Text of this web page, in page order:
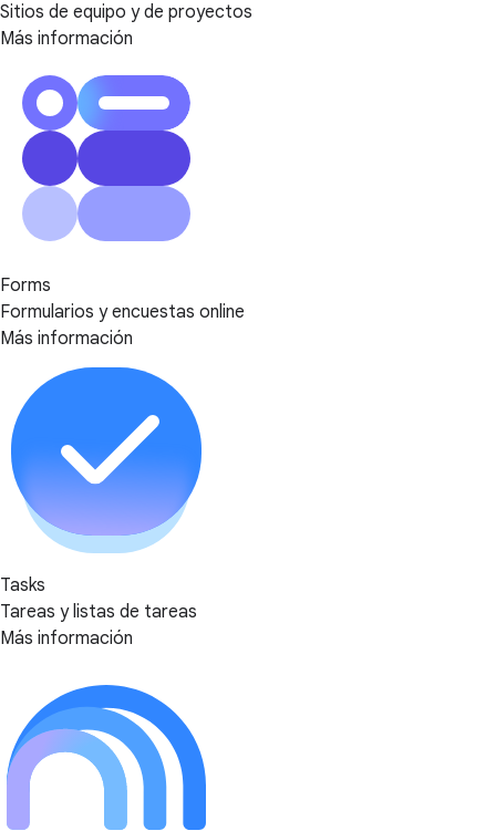
Sitios de equipo y de proyectos
Más información
Forms
Formularios y encuestas online
Más información
Tasks
Tareas y listas de tareas
Más información